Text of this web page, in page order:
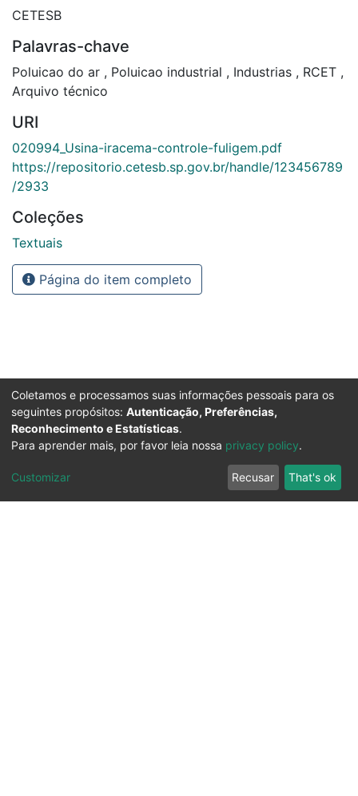
CETESB
Palavras-chave
Poluicao do ar , Poluicao industrial , Industrias , RCET ,
Arquivo técnico
URI
020994_Usina-iracema-controle-fuligem.pdf
https://repositorio.cetesb.sp.gov.br/handle/123456789
/2933
Coleções
Textuais
Página do item completo
Coletamos e processamos suas informações pessoais para os
seguintes propósitos: Autenticação, Preferências,
Reconhecimento e Estatísticas.
Para aprender mais, por favor leia nossa privacy policy.
Customizar Recusar That's ok